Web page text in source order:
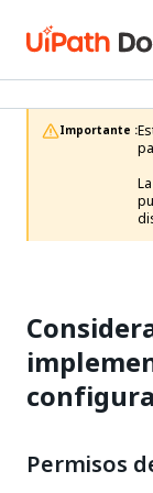
Importante :
Permisos